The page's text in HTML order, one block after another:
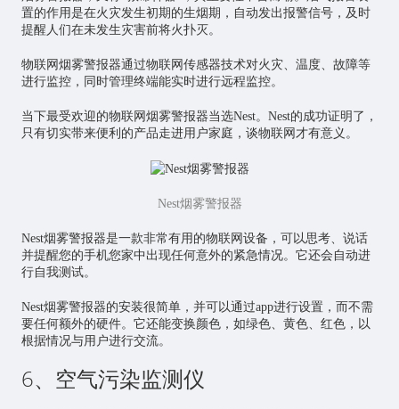
置的作用是在火灾发生初期的生烟期，自动发出报警信号，及时
提醒人们在未发生灾害前将火扑灭。
物联网烟雾警报器通过物联网传感器技术对火灾、温度、故障等
进行监控，同时管理终端能实时进行远程监控。
当下最受欢迎的物联网烟雾警报器当选Nest。Nest的成功证明了，
只有切实带来便利的产品走进用户家庭，谈物联网才有意义。
Nest烟雾警报器
Nest烟雾警报器是一款非常有用的物联网设备，可以思考、说话
并提醒您的手机您家中出现任何意外的紧急情况。它还会自动进
行自我测试。
Nest烟雾警报器的安装很简单，并可以通过app进行设置，而不需
要任何额外的硬件。它还能变换颜色，如绿色、黄色、红色，以
根据情况与用户进行交流。
6、空气污染监测仪